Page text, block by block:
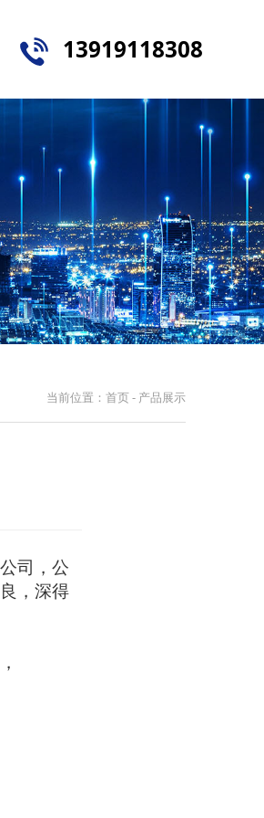
13919118308
当前位置： 首页- 产品展示
司，公
，深得